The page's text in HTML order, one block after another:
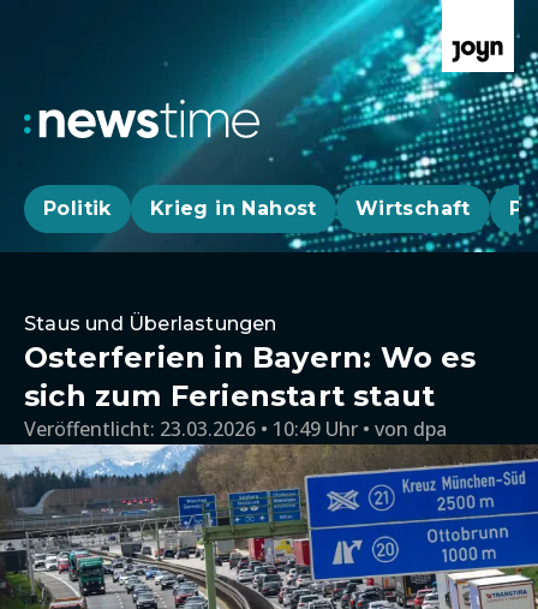
Politik Krieg in Nahost Wirtschaft
Staus und Überlastungen
Osterferien in Bayern: Wo es
sich zum Ferienstart staut
Veröffentlicht: 23.03.2026 • 10:49 Uhr von dpa